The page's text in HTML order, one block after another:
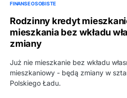
FINANSE OSOBISTE
Rodzinny kredyt
mieszkania bez wkładu
zmiany
Już nie mieszkanie bez wkładu
mieszkaniowy - będą zmiany w
Polskiego Ładu.